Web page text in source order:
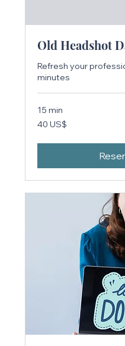
Old Headshot
Refresh your
minutes
15 min
40
dólares
40 US$